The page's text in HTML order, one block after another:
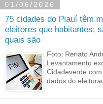
01/06/2026
75 cidades do Piauí têm
eleitores que habitantes;
quais são
Foto: Renato
Levantamento
dados do